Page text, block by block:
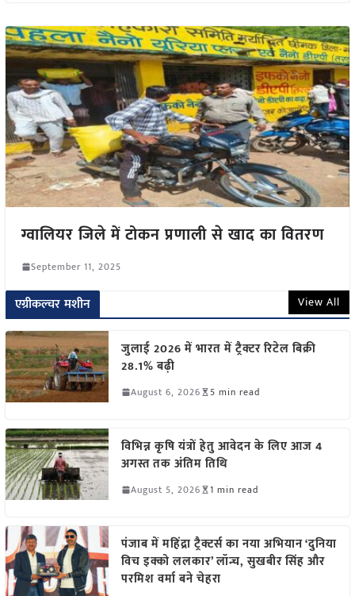
ग्वालियर जिले में टोकन प्रणाली से खाद का वितरण
September 11, 2025
एग्रीकल्चर मशीन View All
जुलाई 2026 में भारत में ट्रैक्टर रिटेल बिक्री
28.1% बढ़ी
August 6, 2026 5 min read
विभिन्न कृषि यंत्रों हेतु आवेदन के लिए आज 4
अगस्त तक अंतिम तिथि
August 5, 2026 1 min read
पंजाब में महिंद्रा ट्रैक्टर्स का नया अभियान ‘दुनिया
विच इक्को ललकार’ लॉन्च, सुखबीर सिंह और
परमिश वर्मा बने चेहरा